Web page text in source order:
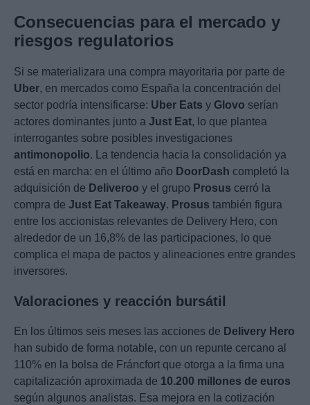
Consecuencias para el mercado y
riesgos regulatorios
Si se materializara una compra mayoritaria por parte de
Uber, en mercados como España la concentración del
sector podría intensificarse: Uber Eats y Glovo serían
actores dominantes junto a Just Eat, lo que plantea
interrogantes sobre posibles investigaciones
antimonopolio. La tendencia hacia la consolidación ya
está en marcha: en el último año DoorDash completó la
adquisición de Deliveroo y el grupo Prosus cerró la
compra de Just Eat Takeaway. Prosus también figura
entre los accionistas relevantes de Delivery Hero, con
alrededor de un 16,8% de las participaciones, lo que
complica el mapa de pactos y alineaciones entre grandes
inversores.
Valoraciones y reacción bursátil
En los últimos seis meses las acciones de Delivery Hero
han subido de forma notable, con un repunte cercano al
110% en la bolsa de Fráncfort que otorga a la firma una
capitalización aproximada de 10.200 millones de euros
según algunos analistas. Esa mejora en la cotización